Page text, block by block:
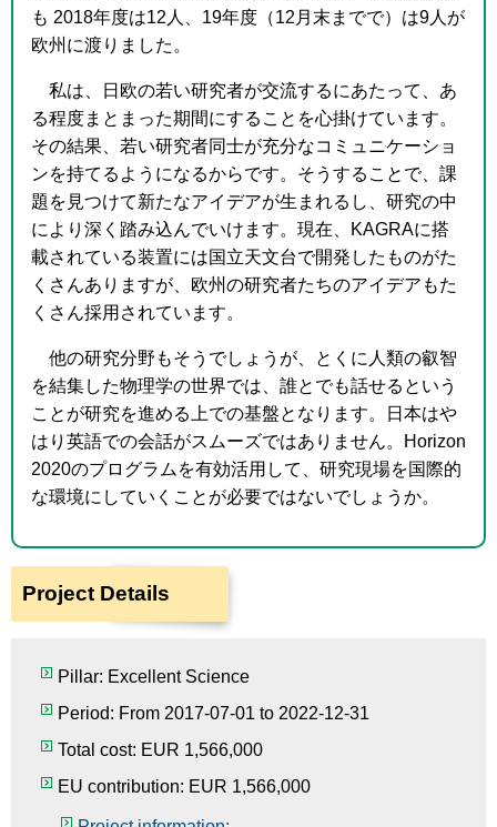
も 2018年度は12人、19年度（12月末までで）は9人が
欧州に渡りました。
私は、日欧の若い研究者が交流するにあたって、あ
る程度まとまった期間にすることを心掛けています。
その結果、若い研究者同士が充分なコミュニケーショ
ンを持てるようになるからです。そうすることで、課
題を見つけて新たなアイデアが生まれるし、研究の中
により深く踏み込んでいけます。現在、KAGRAに搭
載されている装置には国立天文台で開発したものがた
くさんありますが、欧州の研究者たちのアイデアもた
くさん採用されています。
他の研究分野もそうでしょうが、とくに人類の叡智
を結集した物理学の世界では、誰とでも話せるという
ことが研究を進める上での基盤となります。日本はや
はり英語での会話がスムーズではありません。Horizon
2020のプログラムを有効活用して、研究現場を国際的
な環境にしていくことが必要ではないでしょうか。
Project Details
Pillar: Excellent Science
Period: From 2017-07-01 to 2022-12-31
Total cost: EUR 1,566,000
EU contribution: EUR 1,566,000